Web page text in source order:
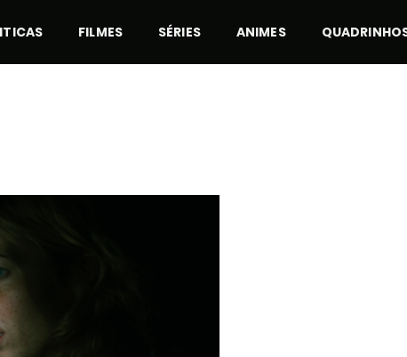
FILMES SÉRIES ANIMES